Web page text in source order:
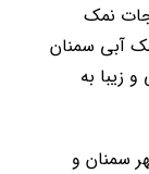
نمک
آبی سمنان
زیبا به
سمنان و